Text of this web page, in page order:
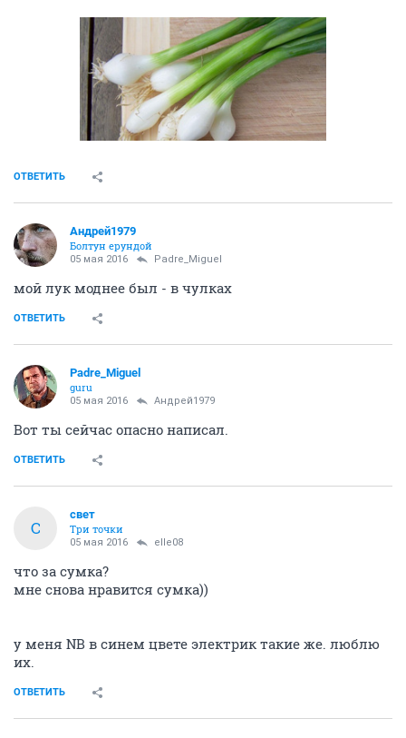
ОТВЕТИТЬ
Андрей1979
Болтун ерундой
05 мая 2016 Padre_Miguel
мой лук моднее был - в чулках
ОТВЕТИТЬ
Padre_Miguel
guru
05 мая 2016 Андрей1979
Вот ты сейчас опасно написал.
ОТВЕТИТЬ
С
свет
Три точки
05 мая 2016 elle08
что за сумка?
мне снова нравится сумка))
у меня NB в синем цвете электрик такие же. люблю
их.
ОТВЕТИТЬ